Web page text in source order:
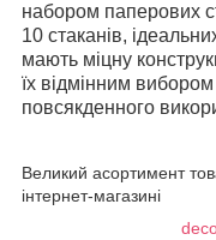
набором паперових
10 стаканів,
мають міцну
їх відмінним вибором
повсякденного
Великий асортимент
інтернет-магазині